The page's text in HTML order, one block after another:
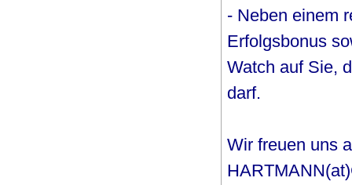
- Neben einem
Erfolgsbonus
Watch auf Sie,
darf.
Wir freuen uns